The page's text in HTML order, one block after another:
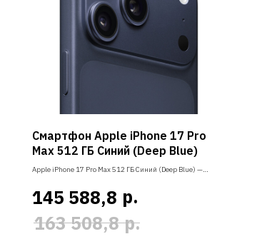
Смартфон Apple iPhone 17 Pro
Max 512 ГБ Синий (Deep Blue)
Apple iPhone 17 Pro Max 512 ГБ Синий (Deep Blue) —
48 МП, чип A19 Pro, память 512 ГБ, MagSafe и гарантия
Apple.
145 588,8 р.
163 508,8 р.